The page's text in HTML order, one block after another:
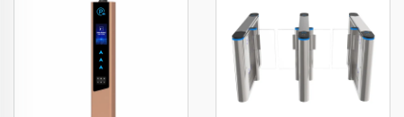
Кіру бақылауы
айналмалы қақпа
ені х 980 мм биіктік
SUS304 материал